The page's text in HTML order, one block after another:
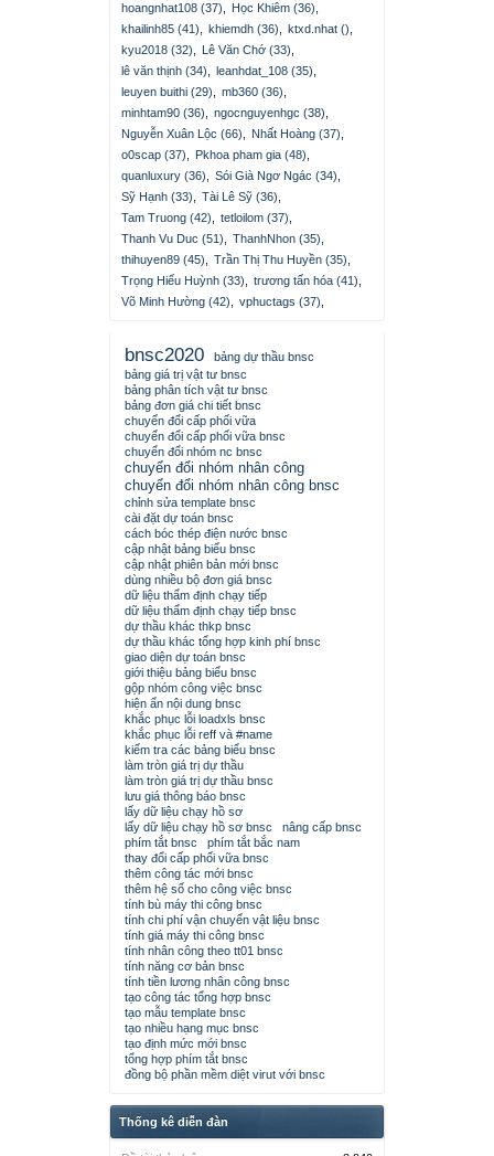
hoangnhat108 (37)
Học Khiêm (36)
khailinh85 (41)
khiemdh (36) ktxd.nhat ()
kyu2018 (32)
Lê Văn Chớ (33)
lê văn thịnh (34)
leanhdat_108 (35)
leuyen buithi (29)
mb360 (36)
minhtam90 (36)
ngocnguyenhgc (38)
Nguyễn Xuân Lộc (66)
Nhất Hoàng (37)
o0scap (37)
Pkhoa pham gia (48)
quanluxury (36)
Sói Già Ngơ Ngác (34)
Sỹ Hạnh (33)
Tài Lê Sỹ (36)
Tam Truong (42)
tetloilom (37)
Thanh Vu Duc (51)
ThanhNhon (35)
thihuyen89 (45)
Trần Thị Thu Huyền (35)
Trọng Hiếu Huỳnh (33)
trương tấn hóa (41)
Võ Minh Hường (42)
vphuctags (37)
bnsc2020
bảng dự thầu bnsc
bảng giá trị vật tư bnsc
bảng phân tích vật tư bnsc
bảng đơn giá chi tiết bnsc
chuyển đổi cấp phối vữa
chuyển đổi cấp phối vữa bnsc
chuyển đổi nhóm nc bnsc
chuyển đổi nhóm nhân công
chuyển đổi nhóm nhân công bnsc
chỉnh sửa template bnsc
cài đặt dự toán bnsc
cách bóc thép điện nước bnsc
cập nhật bảng biểu bnsc
cập nhật phiên bản mới bnsc
dùng nhiều bộ đơn giá bnsc
dữ liệu thẩm định chạy tiếp
dữ liệu thẩm định chạy tiếp bnsc
dự thầu khác thkp bnsc
dự thầu khác tổng hợp kinh phí bnsc
giao diện dự toán bnsc
giới thiệu bảng biểu bnsc
gộp nhóm công việc bnsc
hiện ẩn nội dung bnsc
khắc phục lỗi loadxls bnsc
khắc phục lỗi reff và #name
kiểm tra các bảng biểu bnsc
làm tròn giá trị dự thầu
làm tròn giá trị dự thầu bnsc
lưu giá thông báo bnsc
lấy dữ liệu chạy hồ sơ
lấy dữ liệu chạy hồ sơ bnsc
nâng cấp bnsc
phím tắt bnsc
phím tắt bắc nam
thay đổi cấp phối vữa bnsc
thêm công tác mới bnsc
thêm hệ số cho công việc bnsc
tính bù máy thi công bnsc
tính chi phí vận chuyển vật liệu bnsc
tính giá máy thi công bnsc
tính nhân công theo tt01 bnsc
tính năng cơ bản bnsc
tính tiền lương nhân công bnsc
tạo công tác tổng hợp bnsc
tạo mẫu template bnsc
tạo nhiều hạng mục bnsc
tạo định mức mới bnsc
tổng hợp phím tắt bnsc
đồng bộ phần mềm diệt virut với bnsc
Thống kê diễn đàn